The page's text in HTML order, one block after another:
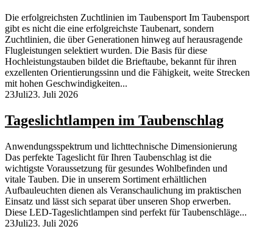
Die erfolgreichsten Zuchtlinien im Taubensport Im Taubensport
gibt es nicht die eine erfolgreichste Taubenart, sondern
Zuchtlinien, die über Generationen hinweg auf herausragende
Flugleistungen selektiert wurden. Die Basis für diese
Hochleistungstauben bildet die Brieftaube, bekannt für ihren
exzellenten Orientierungssinn und die Fähigkeit, weite Strecken
mit hohen Geschwindigkeiten...
23Juli23. Juli 2026
Tageslichtlampen im Taubenschlag
Anwendungsspektrum und lichttechnische Dimensionierung
Das perfekte Tageslicht für Ihren Taubenschlag ist die
wichtigste Voraussetzung für gesundes Wohlbefinden und
vitale Tauben. Die in unserem Sortiment erhältlichen
Aufbauleuchten dienen als Veranschaulichung im praktischen
Einsatz und lässt sich separat über unseren Shop erwerben.
Diese LED-Tageslichtlampen sind perfekt für Taubenschläge...
23Juli23. Juli 2026